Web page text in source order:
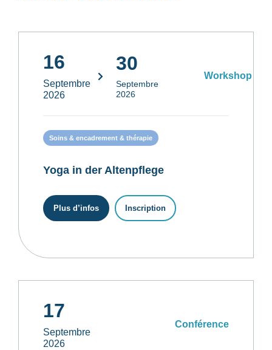
16
Septembre
2026
30
Septembre
2026
Workshop
Soins & encadrement & thérapie
Yoga in der Altenpflege
Plus d’infos Inscription
17
Septembre
2026
Conférence